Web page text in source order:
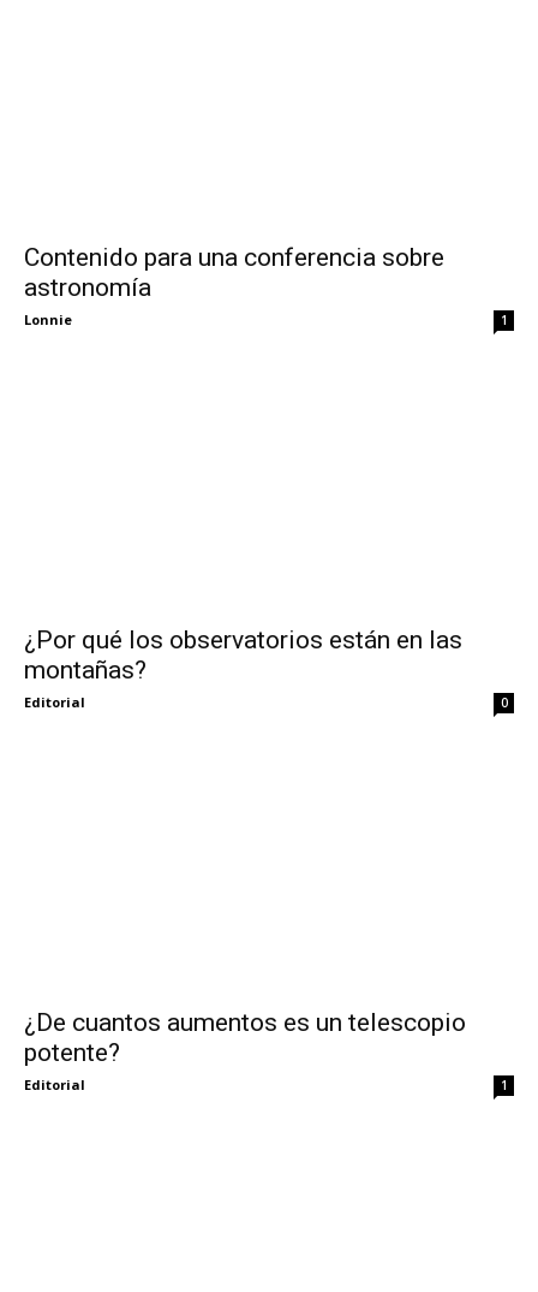
Contenido para una conferencia sobre
astronomía
Lonnie 1
¿Por qué los observatorios están en las
montañas?
Editorial 0
¿De cuantos aumentos es un telescopio
potente?
Editorial 1